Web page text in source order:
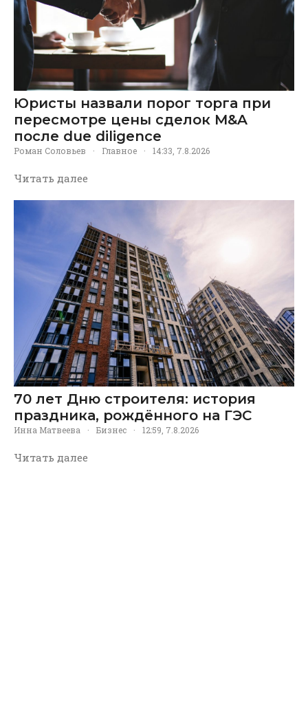
Юристы назвали порог торга при
пересмотре цены сделок M&A
после due diligence
Роман Соловьев · Главное · 14:33, 7.8.2026
Читать далее
70 лет Дню строителя: история
праздника, рождённого на ГЭС
Инна Матвеева · Бизнес · 12:59, 7.8.2026
Читать далее